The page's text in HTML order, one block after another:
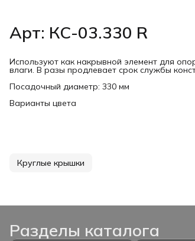
Арт: КС-03.330 R
Используют как накрывной элемент для
влаги. В разы продлевает срок службы
Посадочный диаметр: 330 мм
Варианты цвета
Круглые крышки
Разделы каталога